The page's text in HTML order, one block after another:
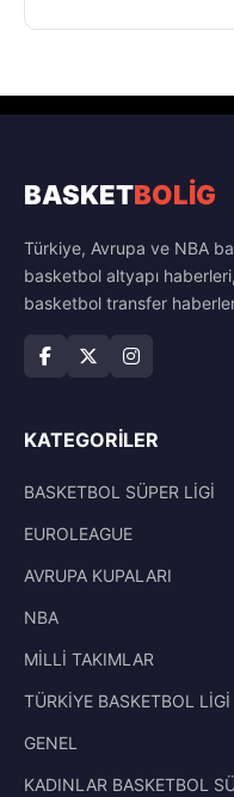
BASKETBOLİG
Türkiye, Avrupa ve NBA
basketbol altyapı
basketbol transfer
KATEGORILER
BASKETBOL SÜPER LİGİ
EUROLEAGUE
AVRUPA KUPALARI
NBA
MİLLİ TAKIMLAR
TÜRKİYE BASKETBOL LİGİ
GENEL
KADINLAR BASKETBOL